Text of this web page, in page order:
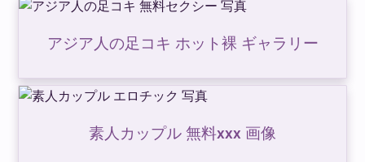
アジア人の足コキ ホット裸 ギャラリー
素人カップル 無料xxx 画像